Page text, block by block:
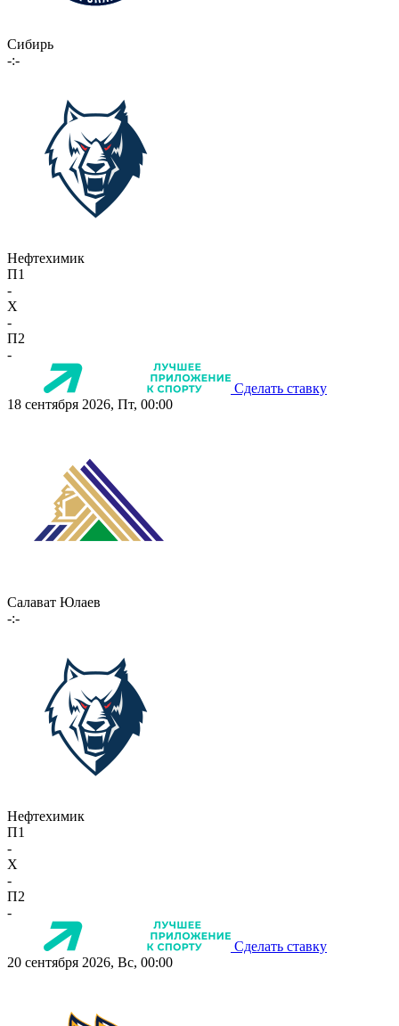
Сибирь
-:-
Нефтехимик
П1
-
X
-
П2
-
Сделать ставку
18 сентября 2026, Пт, 00:00
Салават Юлаев
-:-
Нефтехимик
П1
-
X
-
П2
-
Сделать ставку
20 сентября 2026, Вс, 00:00